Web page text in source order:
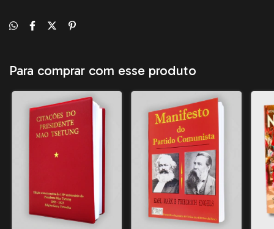
Para comprar com esse produto